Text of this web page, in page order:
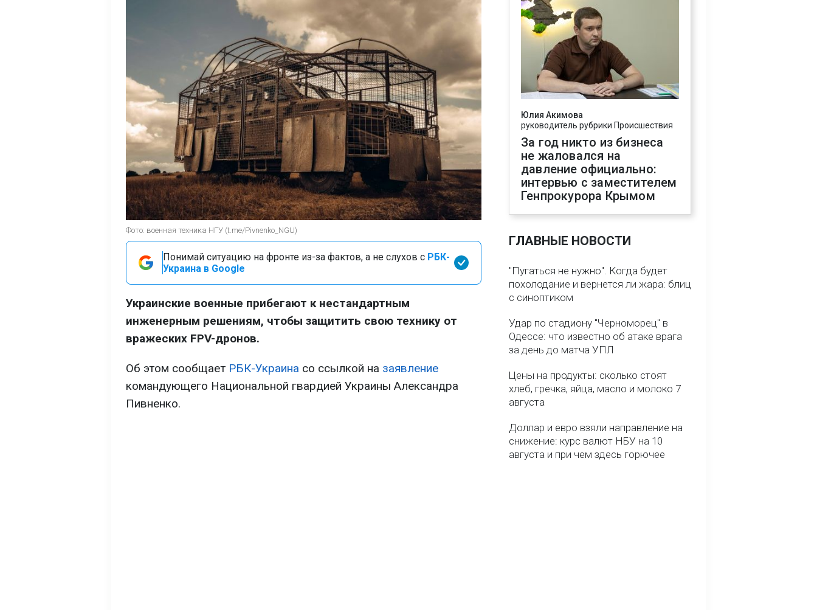
Фото: военная техника НГУ (t.me/Pivnenko_NGU)
Понимай ситуацию на фронте из-за фактов, а не слухов с РБК-
Украина в Google
Украинские военные прибегают к нестандартным
инженерным решениям, чтобы защитить свою технику от
вражеских FPV-дронов.
Об этом сообщает РБК-Украина со ссылкой на заявление
командующего Национальной гвардией Украины Александра
Пивненко.
Юлия Акимова
руководитель рубрики Происшествия
За год никто из бизнеса
не жаловался на
давление официально:
интервью с заместителем
Генпрокурора Крымом
ГЛАВНЫЕ НОВОСТИ
"Пугаться не нужно". Когда будет
похолодание и вернется ли жара: блиц
с синоптиком
Удар по стадиону "Черноморец" в
Одессе: что известно об атаке врага
за день до матча УПЛ
Цены на продукты: сколько стоят
хлеб, гречка, яйца, масло и молоко 7
августа
Доллар и евро взяли направление на
снижение: курс валют НБУ на 10
августа и при чем здесь горючее